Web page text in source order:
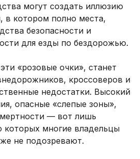
могут создать иллюзию
в котором полно места,
безопасности и
для езды по бездорожью.
«розовые очки», станет
кроссоверов и
недостатки. Высокий
опасные «слепые зоны»,
— вот лишь
которых многие владельцы
не подозревают.